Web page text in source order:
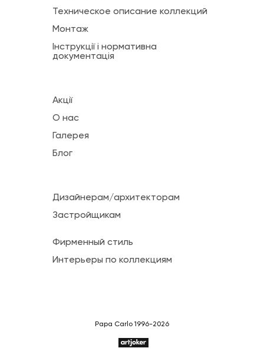
Техническое описание коллекций
Монтаж
Інструкції і нормативна
документація
Акції
О нас
Галерея
Блог
Дизайнерам/архитекторам
Застройщикам
Фирменный стиль
Интерьеры по коллекциям
Papa Carlo 1996-2026